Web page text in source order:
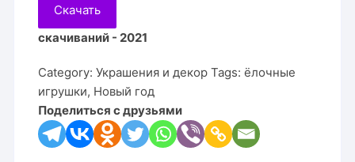
Скачать
скачиваний - 2021
Category:Украшения и декор Tags:ёлочные
игрушки, Новый год
Поделиться с друзьями